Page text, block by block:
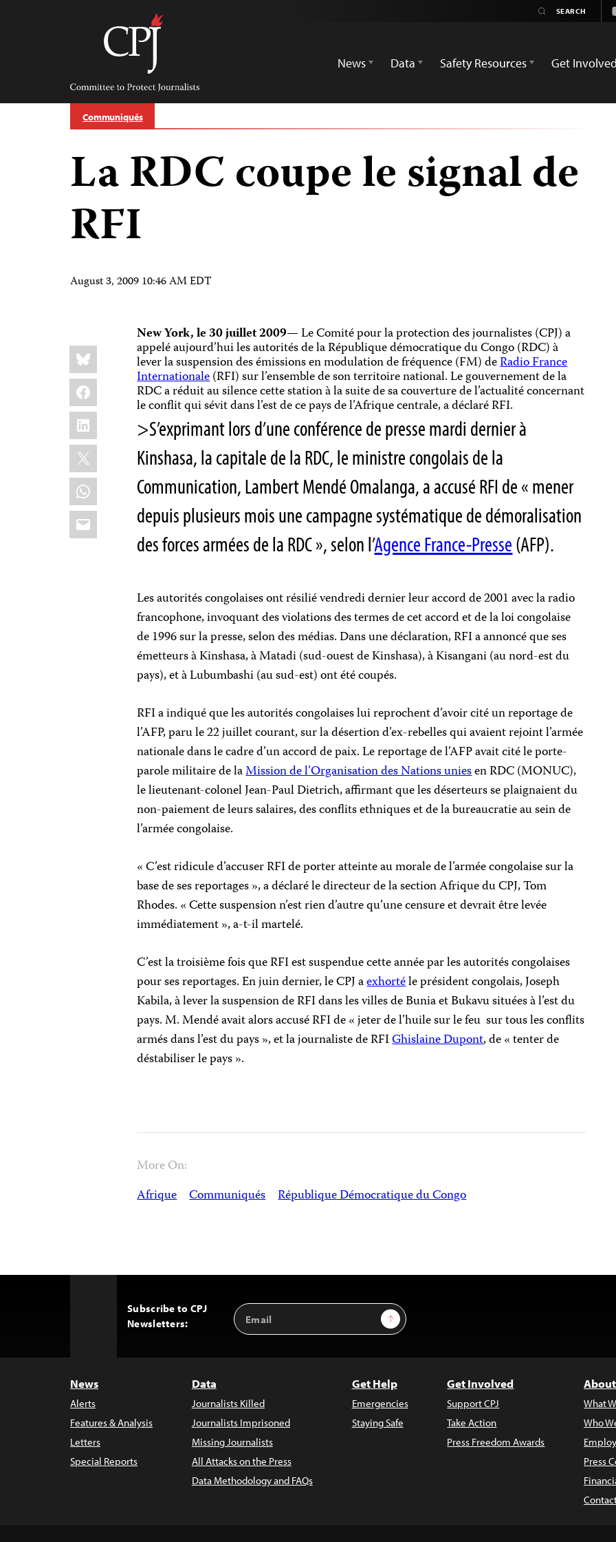
Committee
Protect
Journalists
News
Data Safety Resources Get Involved
Communiqués
La RDC coupe le signal de
RFI
August 3, 2009 10:46 AM EDT
Share
this:
Bluesky
Facebook
LinkedIn
X
WhatsApp
Email
New York, le 30 juillet 2009—Le Comité pour la protection des journalistes (CPJ) a
appelé aujourd’hui les autorités de la République démocratique du Congo (RDC) à
lever la suspension des émissions en modulation de fréquence (FM) deRadio France
Internationale(RFI) sur l’ensemble de son territoire national. Le gouvernement de la
RDC a réduit au silence cette station à la suite de sa couverture de l’actualité concernant
le conflit qui sévit dans l’est de ce pays de l’Afrique centrale, a déclaré RFI.
>S’exprimant lors d’une conférence de presse mardi dernier à
Kinshasa, la capitale de la RDC, le ministre congolais de la
Communication, Lambert Mendé Omalanga, a accusé RFI de « mener
depuis plusieurs mois une campagne systématique de démoralisation
des forces armées de la RDC », selon l’Agence France-Presse(AFP).
Les autorités congolaises ont résilié vendredi dernier leur accord de 2001 avec la radio
francophone, invoquant des violations des termes de cet accord et de la loi congolaise
de 1996 sur la presse, selon des médias. Dans une déclaration, RFI a annoncé que ses
émetteurs à Kinshasa, à Matadi (sud-ouest de Kinshasa), à Kisangani (au nord-est du
pays), et à Lubumbashi (au sud-est) ont été coupés.
RFI a indiqué que les autorités congolaises lui reprochent d’avoir cité un reportage de
l’AFP, paru le 22 juillet courant, sur la désertion d’ex-rebelles qui avaient rejoint l’armée
nationale dans le cadre d’un accord de paix. Le reportage de l’AFP avait cité le porte-
parole militaire de laMission de l’Organisation des Nations uniesen RDC (MONUC),
le lieutenant-colonelJean-Paul Dietrich, affirmant que les déserteurs se plaignaient du
non-paiement de leurs salaires, des conflits ethniques et de la bureaucratie au sein de
l’armée congolaise.
« C’est ridicule d’accuser RFI de porter atteinte au morale de l’armée congolaise sur la
base de ses reportages », a déclaré le directeur de la section Afrique du CPJ, Tom
Rhodes. « Cette suspension n’est rien d’autre qu’une censure et devrait être levée
immédiatement », a-t-il martelé.
C’est la troisième fois que RFI est suspendue cette année par les autorités congolaises
pour ses reportages. En juin dernier, le CPJ aexhortéle président congolais, Joseph
Kabila, à lever la suspension de RFIdans les villes de Bunia et Bukavu situées à l’est du
pays.M. Mendéavait alors accusé RFI de «jeter de l’huile sur le feu sur tous les conflits
armés dans l’est du pays», et la journaliste de RFIGhislaine Dupont, de « tenter de
déstabiliser le pays ».
More On:
Afrique Communiqués République Démocratique du Congo
Subscribe to CPJ
Newsletters:
Email
Address
Sign Up
News
Alerts
Features & Analysis
Letters
Special Reports
Data
Journalists Killed
Journalists Imprisoned
Missing Journalists
All Attacks on the Press
Data Methodology and FAQs
Get Help
Emergencies
Staying Safe
Get Involved
Support CPJ
Take Action
Press Freedom Awards
What
Who
Press